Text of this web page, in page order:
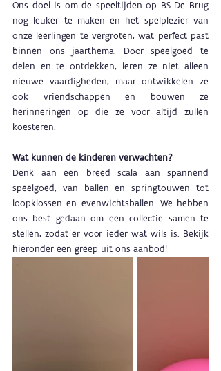
Ons doel is om de speeltijden op BS De Brug
nog leuker te maken en het spelplezier van
onze leerlingen te vergroten, wat perfect past
binnen ons jaarthema. Door speelgoed te
delen en te ontdekken, leren ze niet alleen
nieuwe vaardigheden, maar ontwikkelen ze
ook vriendschappen en bouwen ze
herinneringen op die ze voor altijd zullen
koesteren.
Wat kunnen de kinderen verwachten?
Denk aan een breed scala aan spannend
speelgoed, van ballen en springtouwen tot
loopklossen en evenwichtsballen. We hebben
ons best gedaan om een collectie samen te
stellen, zodat er voor ieder wat wils is. Bekijk
hieronder een greep uit ons aanbod!